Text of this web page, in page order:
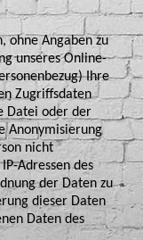
ohne Angaben zu
unseres Online-
Ihre
Zugriffsdaten
Datei oder der
Anonymisierung
nicht
Adressen des
der Daten zu
dieser Daten
Daten des